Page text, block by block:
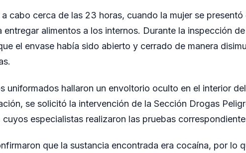
cabo cerca de las 23 horas, cuando la mujer se presentó
alimentos a los internos. Durante la inspección
el envase había sido abierto y cerrado de manera
uniformados hallaron un envoltorio oculto en el interior del
se solicitó la intervención de la Sección Drogas
especialistas realizaron las pruebas
que la sustancia encontrada era cocaína, por lo